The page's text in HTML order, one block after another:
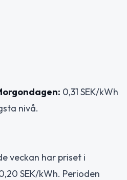
0,31 SEK/kWh
nivå.
veckan har priset i
SEK/kWh. Perioden